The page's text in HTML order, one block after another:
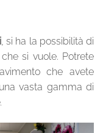
, si ha la possibilità di
si vuole. Potrete
che avete
vasta gamma di
.